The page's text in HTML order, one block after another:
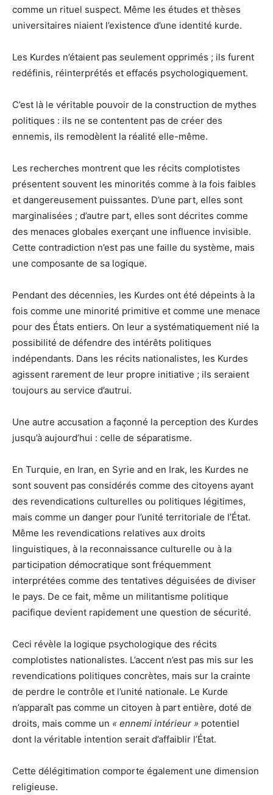
comme un rituel suspect. Même les études et thèses
universitaires niaient l’existence d’une identité kurde.
Les Kurdes n’étaient pas seulement opprimés ; ils furent
redéfinis, réinterprétés et effacés psychologiquement.
C’est là le véritable pouvoir de la construction de mythes
politiques : ils ne se contentent pas de créer des
ennemis, ils remodèlent la réalité elle-même.
Les recherches montrent que les récits complotistes
présentent souvent les minorités comme à la fois faibles
et dangereusement puissantes. D’une part, elles sont
marginalisées ; d’autre part, elles sont décrites comme
des menaces globales exerçant une influence invisible.
Cette contradiction n’est pas une faille du système, mais
une composante de sa logique.
Pendant des décennies, les Kurdes ont été dépeints à la
fois comme une minorité primitive et comme une menace
pour des États entiers. On leur a systématiquement nié la
possibilité de défendre des intérêts politiques
indépendants. Dans les récits nationalistes, les Kurdes
agissent rarement de leur propre initiative ; ils seraient
toujours au service d’autrui.
Une autre accusation a façonné la perception des Kurdes
jusqu’à aujourd’hui : celle de séparatisme.
En Turquie, en Iran, en Syrie and en Irak, les Kurdes ne
sont souvent pas considérés comme des citoyens ayant
des revendications culturelles ou politiques légitimes,
mais comme un danger pour l’unité territoriale de l’État.
Même les revendications relatives aux droits
linguistiques, à la reconnaissance culturelle ou à la
participation démocratique sont fréquemment
interprétées comme des tentatives déguisées de diviser
le pays. De ce fait, même un militantisme politique
pacifique devient rapidement une question de sécurité.
Ceci révèle la logique psychologique des récits
complotistes nationalistes. L’accent n’est pas mis sur les
revendications politiques concrètes, mais sur la crainte
de perdre le contrôle et l’unité nationale. Le Kurde
n’apparaît pas comme un citoyen à part entière, doté de
droits, mais comme un « ennemi intérieur » potentiel
dont la véritable intention serait d’affaiblir l’État.
Cette délégitimation comporte également une dimension
religieuse.